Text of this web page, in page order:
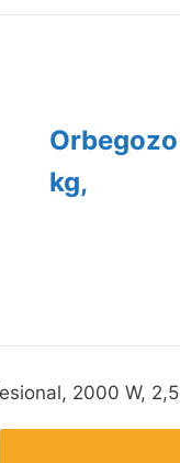
kg,
2000 W,